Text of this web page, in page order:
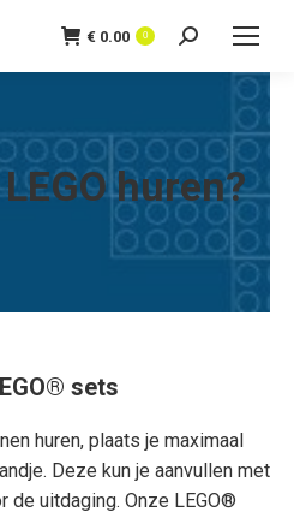
€ 0.00 0 Zoeken:
huren?
sets
huren, plaats je maximaal
Deze kun je aanvullen met
uitdaging. Onze LEGO®